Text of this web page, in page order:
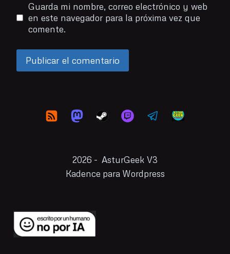
Guarda mi nombre, correo electrónico y web
en este navegador para la próxima vez que
comente.
2026 - AsturGeek V3
Kadence para Wordpress